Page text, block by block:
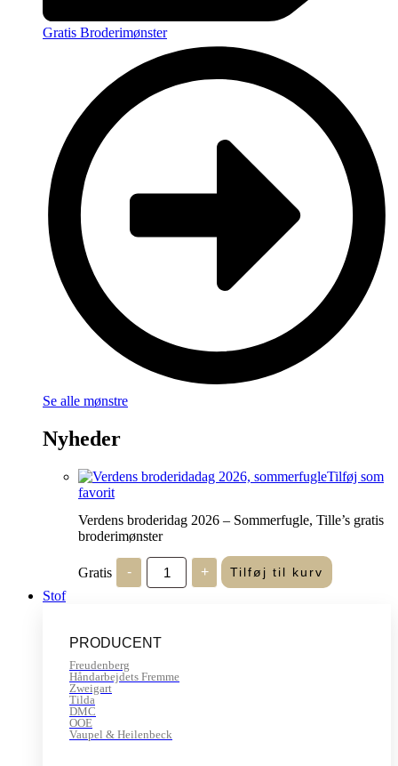
Gratis Broderimønster
Se alle mønstre
Nyheder
Tilføj som
favorit
Verdens broderidag 2026 – Sommerfugle, Tille’s gratis
broderimønster
Gratis -
Verdens
broderidag
2026
Tille's
gratis
antal
+ Tilføj til kurv
Stof
PRODUCENT
Freudenberg
Håndarbejdets Fremme
Zweigart
Tilda
DMC
OOE
Vaupel & Heilenbeck